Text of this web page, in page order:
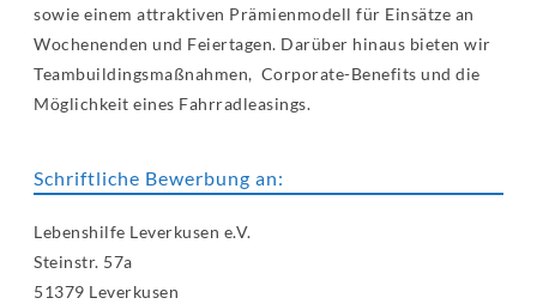
sowie einem attraktiven Prämienmodell für Einsätze an
Wochenenden und Feiertagen. Darüber hinaus bieten wir
Teambuildingsmaßnahmen, Corporate-Benefits und die
Möglichkeit eines Fahrradleasings.
Schriftliche Bewerbung an:
Lebenshilfe Leverkusen e.V.
Steinstr. 57a
51379 Leverkusen